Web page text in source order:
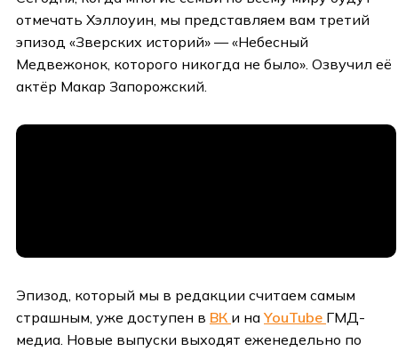
отмечать Хэллоуин, мы представляем вам третий
эпизод «Зверских историй» — «Небесный
Медвежонок, которого никогда не было». Озвучил её
актёр Макар Запорожский.
Эпизод, который мы в редакции считаем самым
страшным, уже доступен в ВК и на YouTube ГМД-
медиа. Новые выпуски выходят еженедельно по